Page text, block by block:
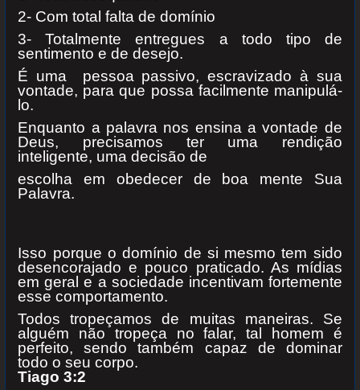
2- Com total falta de domínio
3- Totalmente entregues a todo tipo de
sentimento e de desejo.
É uma pessoa passivo, escravizado à sua
vontade, para que possa facilmente manipulá-
lo.
Enquanto a palavra nos ensina a vontade de
Deus, precisamos ter uma rendição
inteligente, uma decisão de
escolha em obedecer de boa mente Sua
Palavra.
Isso porque o domínio de si mesmo tem sido
desencorajado e pouco praticado. As mídias
em geral e a sociedade incentivam fortemente
esse comportamento.
Todos tropeçamos de muitas maneiras. Se
alguém não tropeça no falar, tal homem é
perfeito, sendo também capaz de dominar
todo o seu corpo.
Tiago 3:2